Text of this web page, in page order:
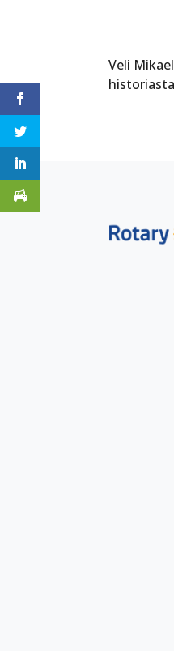
Veli